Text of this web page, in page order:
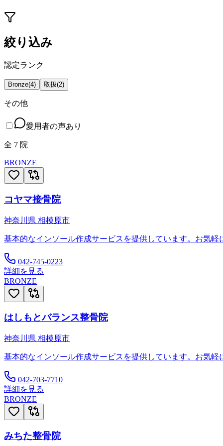
絞り込み
認定ランク
Bronze(4) 取扱(2)
その他
愛用者の声あり
全 7 院
BRONZE
コヤマ接骨院
神奈川県 相模原市
基本的なインソール作成サービスを提供しています。お気軽
042-745-0223
詳細を見る
BRONZE
はしもとバランス整骨院
神奈川県 相模原市
基本的なインソール作成サービスを提供しています。お気軽
042-703-7710
詳細を見る
BRONZE
みちた整骨院